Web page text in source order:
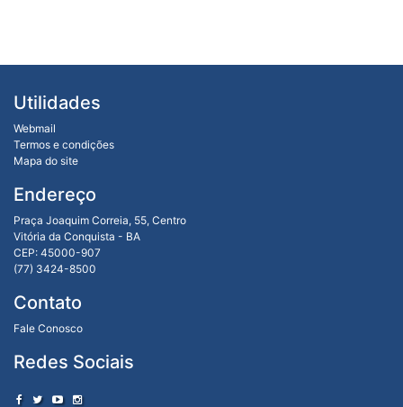
Utilidades
Webmail
Termos e condições
Mapa do site
Endereço
Praça Joaquim Correia, 55, Centro
Vitória da Conquista - BA
CEP: 45000-907
(77) 3424-8500
Contato
Fale Conosco
Redes Sociais